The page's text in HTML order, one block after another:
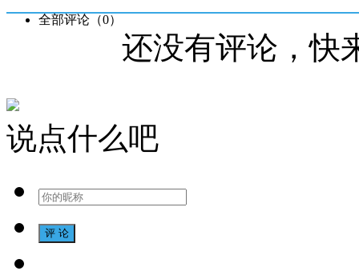
全部评论（0）
还没有评论，快
说点什么吧